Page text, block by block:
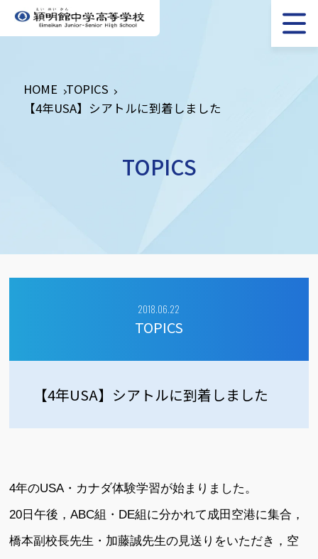
HOME TOPICS
【4年USA】シアトルに到着しました
TOPICS
2018.06.22
TOPICS
【4年USA】シアトルに到着しました
4年のUSA・カナダ体験学習が始まりました。
20日午後，ABC組・DE組に分かれて成田空港に集合，
橋本副校長先生・加藤誠先生の見送りをいただき，空